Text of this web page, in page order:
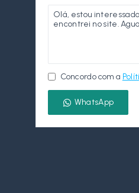
Concordo com a
WhatsApp